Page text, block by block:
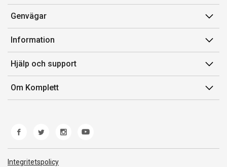
Genvägar
Konto
Orderhistorik
Presentkort
Komplett Club
Information
Försäljningsvillkor
Medlemsvillkor for Komplett Club
Lediga tjänster
Hjälp och support
Kontakta oss
Kundservice
Produkthjälp och retur
Felsökning och guider
Frakt och leverans
Om Komplett
Integritetspolicy